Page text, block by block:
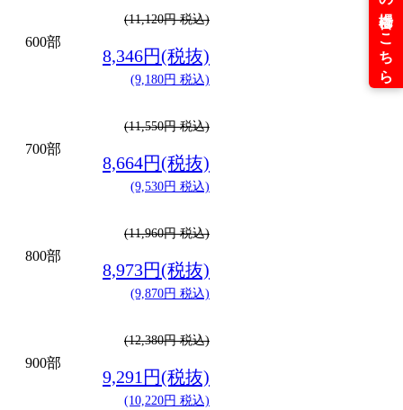
600部
(11,120円 税込)
8,346円(税抜)
(9,180円 税込)
700部
(11,550円 税込)
8,664円(税抜)
(9,530円 税込)
800部
(11,960円 税込)
8,973円(税抜)
(9,870円 税込)
900部
(12,380円 税込)
9,291円(税抜)
(10,220円 税込)